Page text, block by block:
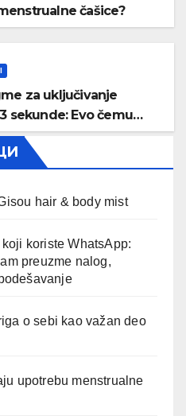
čašice?
za uključivanje
sekunde: Evo čemu
bi trebalo da ga koristite
hair & body mist
koriste WhatsApp:
preuzme nalog,
o sebi kao važan deo
upotrebu menstrualne